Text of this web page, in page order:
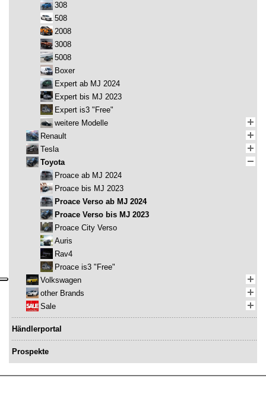
308
508
2008
3008
5008
Boxer
Expert ab MJ 2024
Expert bis MJ 2023
Expert is3 "Free"
weitere Modelle
Renault
Tesla
Toyota
Proace ab MJ 2024
Proace bis MJ 2023
Proace Verso ab MJ 2024
Proace Verso bis MJ 2023
Proace City Verso
Auris
Rav4
Proace is3 "Free"
Volkswagen
other Brands
Sale
Händlerportal
Prospekte